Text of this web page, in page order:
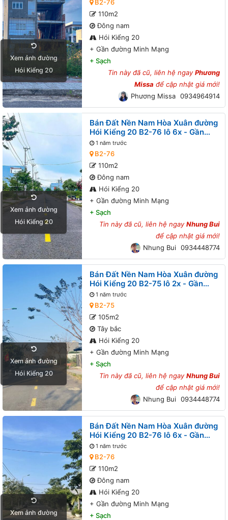
Xem ảnh đường
Hói Kiểng 20
B2-76
110m2
Đông nam
Hói Kiểng 20
+ Gần đường Minh Mạng
+ Sạch
Tin này đã cũ, liên hệ ngayPhương
Missa để cập nhật giá mới!
Phương Missa 0934964914
Xem ảnh đường
Hói Kiểng 20
Bán Đất Nền Nam Hòa Xuân đường
Hói Kiểng 20 B2-76 lô 6x - Gần
đường Minh Mạng
1 năm trước
B2-76
110m2
Đông nam
Hói Kiểng 20
+ Gần đường Minh Mạng
+ Sạch
Tin này đã cũ, liên hệ ngayNhung Bui
để cập nhật giá mới!
Nhung Bui 0934448774
Xem ảnh đường
Hói Kiểng 20
Bán Đất Nền Nam Hòa Xuân đường
Hói Kiểng 20 B2-75 lô 2x - Gần
đường Minh Mạng
1 năm trước
B2-75
105m2
Tây bắc
Hói Kiểng 20
+ Gần đường Minh Mạng
+ Sạch
Tin này đã cũ, liên hệ ngayNhung Bui
để cập nhật giá mới!
Nhung Bui 0934448774
Xem ảnh đường
Bán Đất Nền Nam Hòa Xuân đường
Hói Kiểng 20 B2-76 lô 6x - Gần
đường Minh Mạng
1 năm trước
B2-76
110m2
Đông nam
Hói Kiểng 20
+ Gần đường Minh Mạng
+ Sạch